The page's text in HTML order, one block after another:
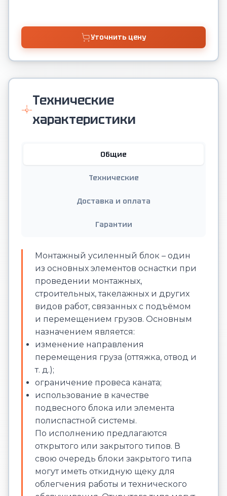
Уточнить цену
Технические
характеристики
Общие
Технические
Доставка и оплата
Гарантии
Монтажный усиленный блок – один
из основных элементов оснастки при
проведении монтажных,
строительных, такелажных и других
видов работ, связанных с подъёмом
и перемещением грузов. Основным
назначением является:
изменение направления
перемещения груза (оттяжка, отвод и
т. д.);
ограничение провеса каната;
использование в качестве
подвесного блока или элемента
полиспастной системы.
По исполнению предлагаются
открытого или закрытого типов. В
свою очередь блоки закрытого типа
могут иметь откидную щеку для
облегчения работы и технического